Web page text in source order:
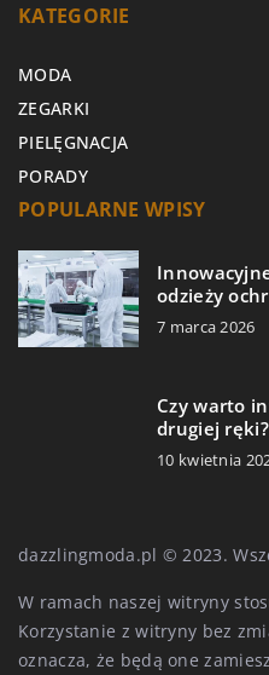
KATEGORIE
MODA
ZEGARKI
PIELĘGNACJA
PORADY
POPULARNE WPISY
odzieży
7 marca 2026
Czy warto
drugiej ręki?
10 kwietnia
dazzlingmoda.pl © 2023.
W ramach naszej witryny
Korzystanie z witryny bez
oznacza, że będą one